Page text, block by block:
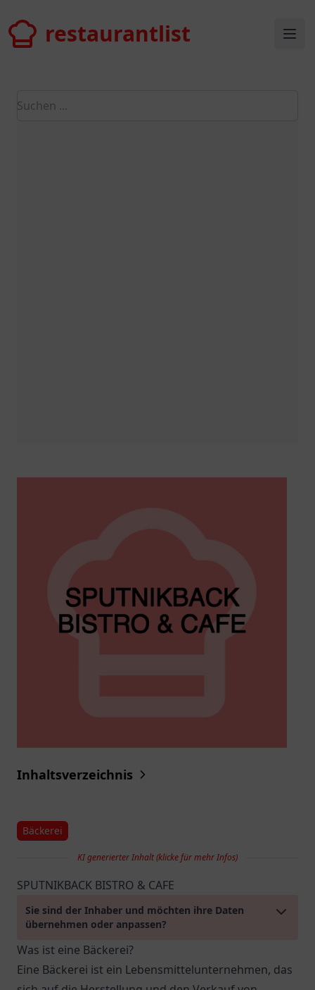
restaurantlistrestaurantlist
Inhaltsverzeichnis
Bäckerei
KI generierter Inhalt (klicke für mehr Infos)
SPUTNIKBACK BISTRO & CAFE
Sie sind der Inhaber und möchten ihre Daten
übernehmen oder anpassen?
Was ist eine Bäckerei?
Eine Bäckerei ist ein Lebensmittelunternehmen, das